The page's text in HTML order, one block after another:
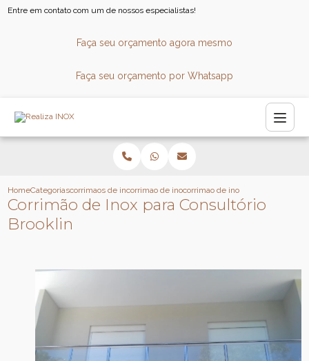
Entre em contato com um de nossos especialistas!
Faça seu orçamento agora mesmo
Faça seu orçamento por Whatsapp
HomeCategoriascorrimaos de inoxcorrimao de inox quadradocorrimao de inox para consultorio
Corrimão de Inox para Consultório
Brooklin